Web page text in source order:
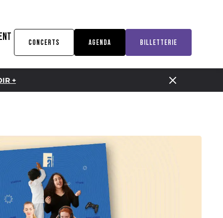
CONCERTS AGENDA BILLETTERIE
+